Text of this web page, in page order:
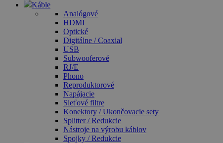
Káble
Analógové
HDMI
Optické
Digitálne / Coaxial
USB
Subwooferové
RJ/E
Phono
Reproduktorové
Napájacie
Sieťové filtre
Konektory / Ukončovacie sety
Splitter / Redukcie
Nástroje na výrobu káblov
Spojky / Redukcie